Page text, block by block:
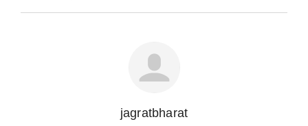
jagratbharat